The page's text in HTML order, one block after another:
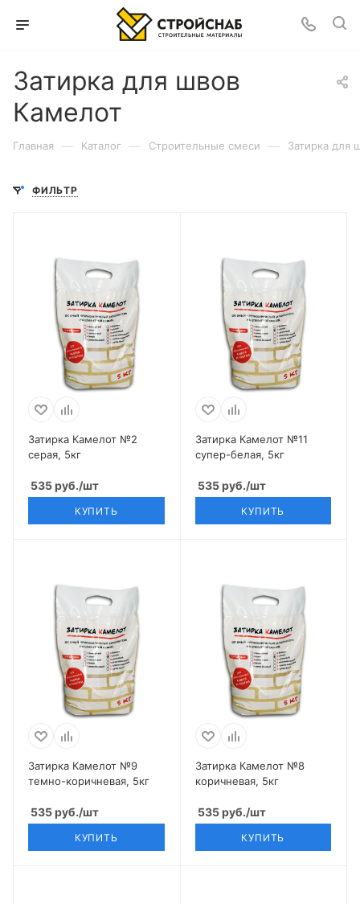
Затирка для швов
Камелот
Главная — Каталог — Строительные смеси — Затирка для
ФИЛЬТР
Затирка Камелот №2
серая, 5кг
535руб./шт
КУПИТЬ
Затирка Камелот №11
супер-белая, 5кг
535руб./шт
КУПИТЬ
Затирка Камелот №9
темно-коричневая, 5кг
535руб./шт
КУПИТЬ
Затирка Камелот №8
коричневая, 5кг
535руб./шт
КУПИТЬ